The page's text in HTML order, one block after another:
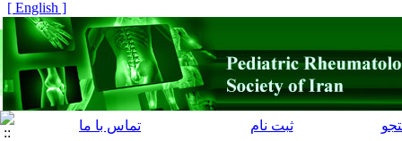
[ English ]
ثبت نام تماس با ما